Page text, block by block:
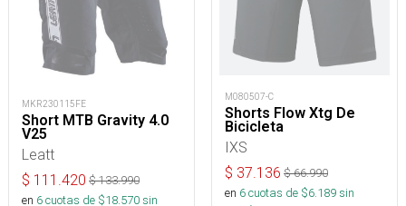
MKR230115FE
Short MTB Gravity 4.0
V25
Leatt
$ 111.420 $133.990
en 6cuotas de $18.570sin
M080507-C
Shorts Flow Xtg De
Bicicleta
IXS
$ 37.136 $66.990
en 6cuotas de $6.189sin